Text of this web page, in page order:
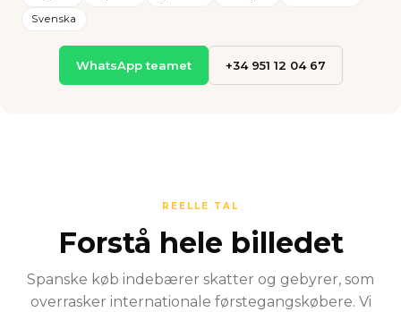
Svenska
WhatsApp teamet +34 951 12 04 67
REELLE TAL
Forstå hele billedet
Spanske køb indebærer skatter og gebyrer, som
overrasker internationale førstegangskøbere. Vi